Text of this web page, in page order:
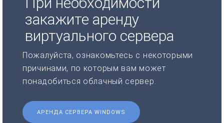
закажите аренду
виртуального сервера
Пожалуйста, ознакомьтесь с некоторыми
причинами, по которым вам может
понадобиться облачный сервер.
АРЕНДА СЕРВЕРА WINDOWS